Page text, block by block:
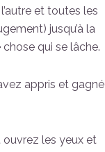
et toutes les
jusqu’à la
qui se lâche.
appris et gagné
ouvrez les yeux et